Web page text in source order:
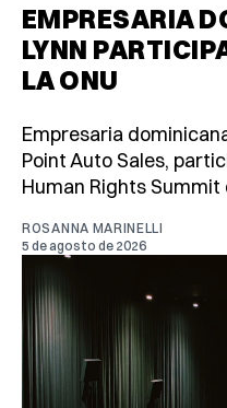
EMPRESARIA
LYNN
LA ONU
Empresaria
Point Auto Sales,
Human Rights Summit
ROSANNA MARINELLI
5 de agosto de 2026